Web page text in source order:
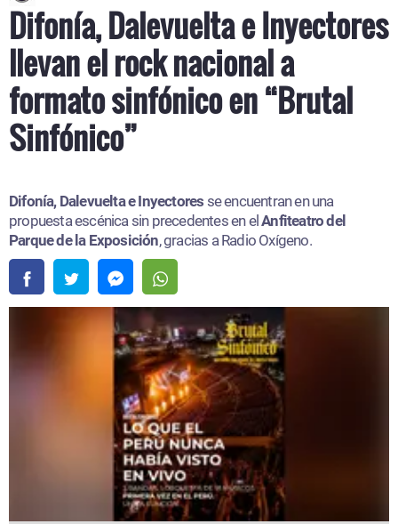
Difonía, Dalevuelta e Inyectores
llevan el rock nacional a
formato sinfónico en “Brutal
Sinfónico”
Difonía, Dalevuelta e Inyectores se encuentran en una
propuesta escénica sin precedentes en elAnfiteatro del
Parque de la Exposición, gracias a Radio Oxígeno.